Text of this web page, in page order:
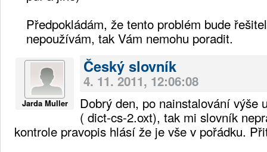
Předpokládám, že tento problém bude
nepoužívám, tak Vám nemohu poradit.
Jarda Muller
Český slovník
4. 11. 2011, 12:06:08
Dobrý den, po nainstalování výše
( dict-cs-2.oxt), tak mi slovník
kontrole pravopis hlásí že je vše v pořádku.